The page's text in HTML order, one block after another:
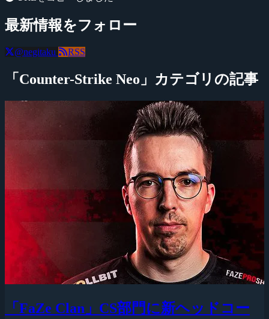
最新情報をフォロー
@negitaku RSS
「Counter-Strike Neo」カテゴリの記事
「FaZe Clan」CS部門に新ヘッドコー